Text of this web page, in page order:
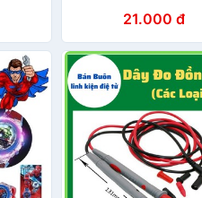
21.000 đ